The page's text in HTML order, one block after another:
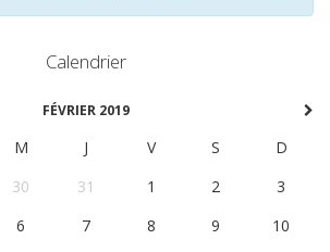
Calendrier
FÉVRIER 2019
M J V S
D
30 31 1 2
3
6 7 8 9
10